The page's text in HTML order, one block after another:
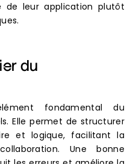
de leur application plutôt
du
fondamental du
Elle permet de structurer
et logique, facilitant la
Une bonne